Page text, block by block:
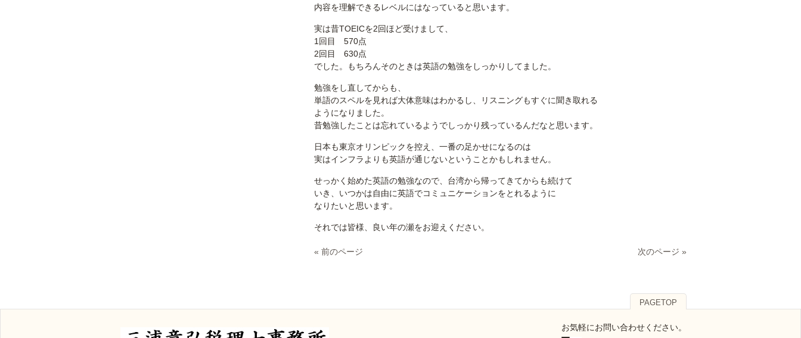
内容を理解できるレベルにはなっていると思います。
実は昔TOEICを2回ほど受けまして、
1回目 570点
2回目 630点
でした。もちろんそのときは英語の勉強をしっかりしてました。
勉強をし直してからも、
単語のスペルを見れば大体意味はわかるし、リスニングもすぐに聞き取れる
ようになりました。
昔勉強したことは忘れているようでしっかり残っているんだなと思います。
日本も東京オリンピックを控え、一番の足かせになるのは
実はインフラよりも英語が通じないということかもしれません。
せっかく始めた英語の勉強なので、台湾から帰ってきてからも続けて
いき、いつかは自由に英語でコミュニケーションをとれるように
なりたいと思います。
それでは皆様、良い年の瀬をお迎えください。
« 前のページ 次のページ »
PAGETOP
お気軽にお問い合わせください。